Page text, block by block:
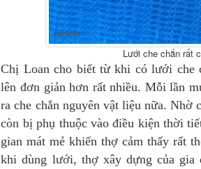
Lưới che chắn rất
Chị Loan cho biết từ khi có lưới che
lên đơn giản hơn rất nhiều. Mỗi lần
ra che chắn nguyên vật liệu nữa. Nhờ
còn bị phụ thuộc vào điều kiện thời
gian mát mẻ khiến thợ cảm thấy rất
khi dùng lưới, thợ xây dựng của gia